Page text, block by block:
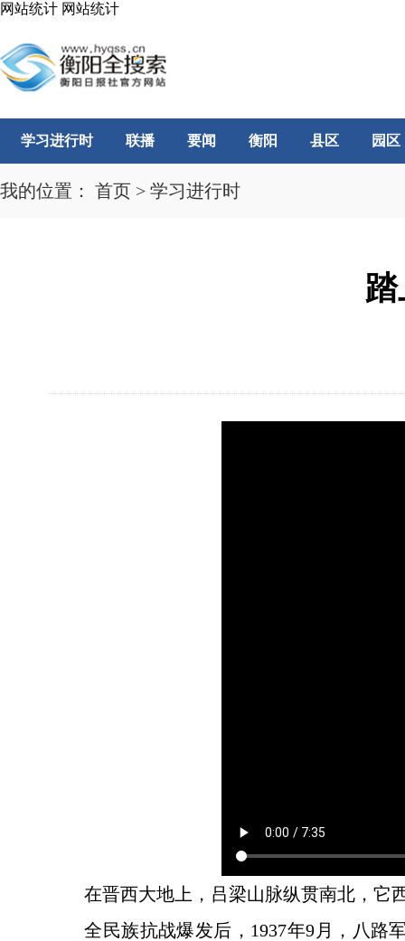
网站统计 网站统计
学习进行时 联播 要闻 衡阳 县区 园区
我的位置： 首页 > 学习进行时
在晋西大地上，吕梁山脉纵贯南北，它
全民族抗战爆发后，1937年9月，八路